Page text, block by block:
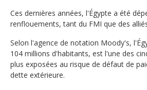
Ces dernières années, l'Égypte a été
renflouements, tant du FMI que des
Selon l'agence de notation Moody's,
104 millions d'habitants, est l'une des
plus exposées au risque de défaut de
dette extérieure.